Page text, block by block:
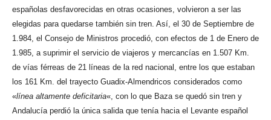
españolas desfavorecidas en otras ocasiones, volvieron a ser las
elegidas para quedarse también sin tren. Así, el 30 de Septiembre de
1.984, el Consejo de Ministros procedió, con efectos de 1 de Enero de
1.985, a suprimir el servicio de viajeros y mercancías en 1.507 Km.
de vías férreas de 21 líneas de la red nacional, entre los que estaban
los 161 Km. del trayecto Guadix-Almendricos considerados como
«línea altamente deficitaria«, con lo que Baza se quedó sin tren y
Andalucía perdió la única salida que tenía hacia el Levante español